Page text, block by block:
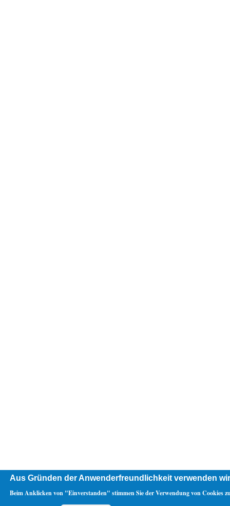
Aus Gründen der Anwenderfreundlichkeit verwenden
Beim Anklicken von "Einverstanden" stimmen Sie der Verwendung von Cookies